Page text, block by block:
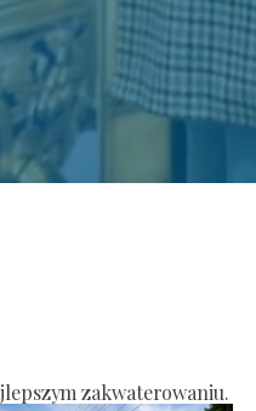
zakwaterowaniu.